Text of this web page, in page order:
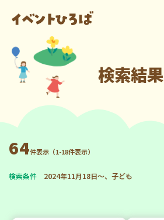
検索結果
64件表示（1-18件表示）
検索条件 2024年11月18日～、子ども